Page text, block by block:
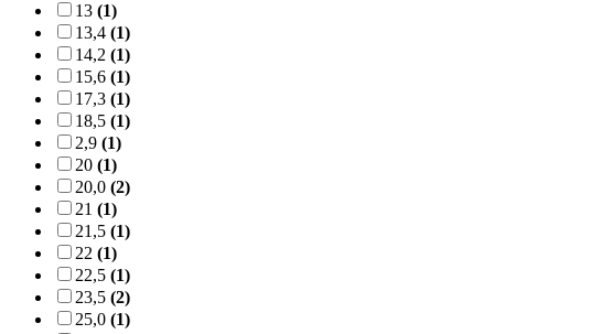
13 (1)
13,4 (1)
14,2 (1)
15,6 (1)
17,3 (1)
18,5 (1)
2,9 (1)
20 (1)
20,0 (2)
21 (1)
21,5 (1)
22 (1)
22,5 (1)
23,5 (2)
25,0 (1)